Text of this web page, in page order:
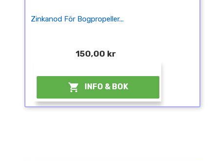
Zinkanod För Bogpropeller...
150,00 kr
 INFO & BOK